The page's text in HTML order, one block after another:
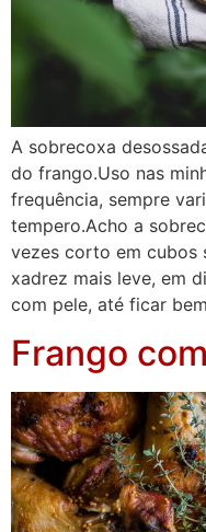
A sobrecoxa
do frango.Uso nas
frequência, sempre
tempero.Acho a
vezes corto em cubos
xadrez mais leve, em
com pele, até ficar
Frango